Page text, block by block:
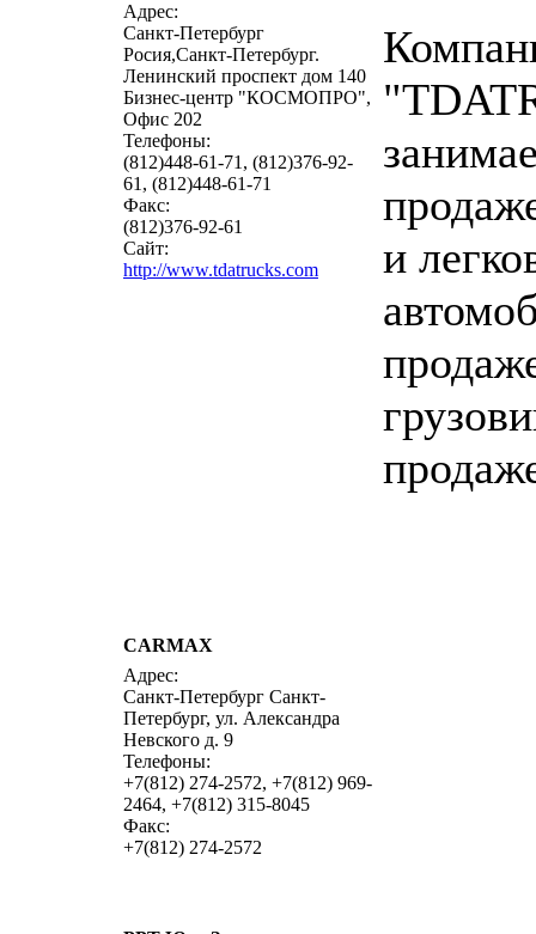
Адрес:
Санкт-Петербург
Росия,Санкт-Петербург.
Ленинский проспект дом 140
Бизнес-центр "КОСМОПРО",
Офис 202
Телефоны:
(812)448-61-71, (812)376-92-
61, (812)448-61-71
Факс:
(812)376-92-61
Сайт:
http://www.tdatrucks.com
и
CARMAX
Адрес:
Санкт-Петербург Санкт-
Петербург, ул. Александра
Невского д. 9
Телефоны:
+7(812) 274-2572, +7(812) 969-
2464, +7(812) 315-8045
Факс:
+7(812) 274-2572